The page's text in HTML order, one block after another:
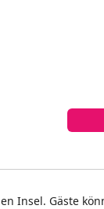
Insel. Gäste